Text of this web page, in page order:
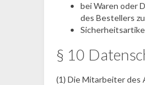
bei Waren oder
des Bestellers
§ 10
(1) Die Mitarbeiter